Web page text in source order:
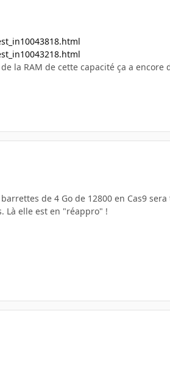
la RAM de cette capacité ça a encore
de 4 Go de 12800 en Cas9
Là elle est en "réappro" !